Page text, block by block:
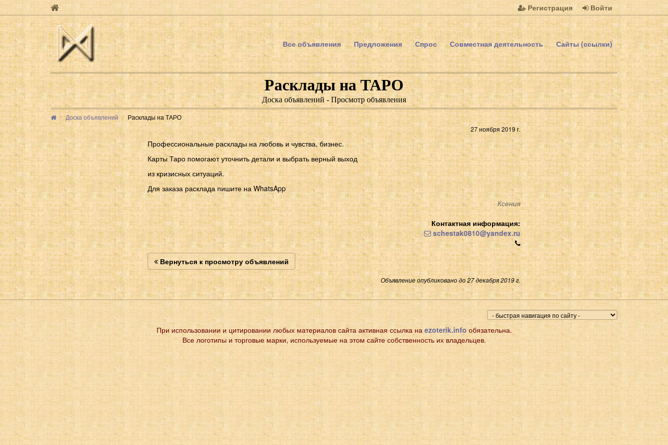
Регистрация Войти
Все объявления Предложения Спрос Совместная деятельность Сайты (ссылки)
Расклады на ТАРО
Доска объявлений - Просмотр объявления
Доска объявлений
Расклады на ТАРО
27 ноября 2019 г.
Профессиональные расклады на любовь и чувства, бизнес.
Карты Таро помогают уточнить детали и выбрать верный выход
из кризисных ситуаций.
Для заказа расклада пишите на WhatsApp
Ксения
Контактная информация:
schestak0810@yandex.ru
Вернуться к просмотру объявлений
Объявление опубликовано до 27 декабря 2019 г.
При использовании и цитировании любых материалов сайта активная ссылка на ezoterik.info обязательна.
Все логотипы и торговые марки, используемые на этом сайте собственность их владельцев.